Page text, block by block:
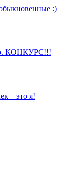
:)
КОНКУРС!!!
– это я!